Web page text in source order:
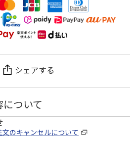
シェアする
ついて
文のキャンセルについて